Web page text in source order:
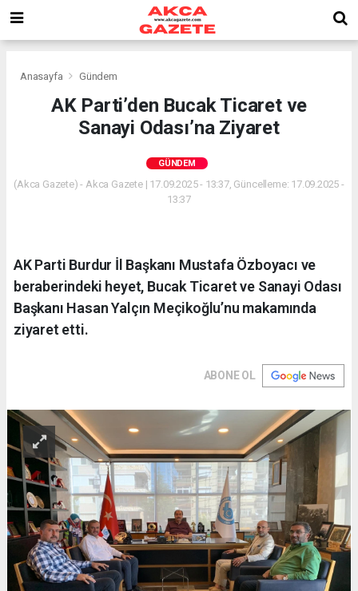
Anasayfa Gündem
AK Parti’den Bucak Ticaret ve
Sanayi Odası’na Ziyaret
GÜNDEM
(Akca Gazete) - Akca Gazete | 17.09.2025 - 13:37, Güncelleme: 17.09.2025 -
13:37
AK Parti Burdur İl Başkanı Mustafa Özboyacı ve
beraberindeki heyet, Bucak Ticaret ve Sanayi Odası
Başkanı Hasan Yalçın Meçikoğlu’nu makamında
ziyaret etti.
ABONE OL